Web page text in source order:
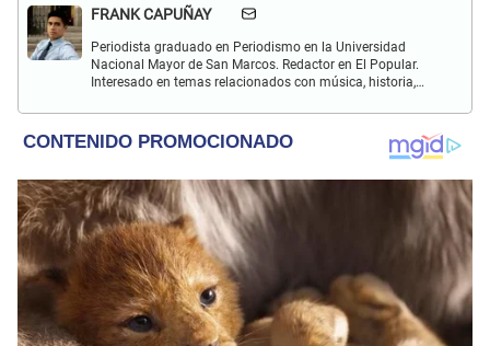
FRANK CAPUÑAY
Periodista graduado en Periodismo en la Universidad
Nacional Mayor de San Marcos. Redactor en El Popular.
Interesado en temas relacionados con música, historia,